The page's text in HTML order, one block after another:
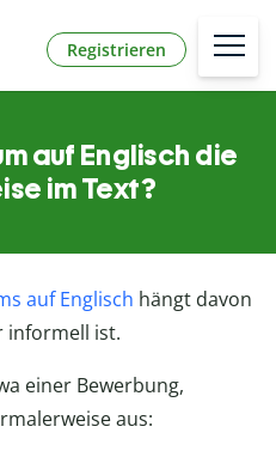
Registrieren
auf Englisch die
im Text?
auf Englisch hängt davon
informell ist.
einer Bewerbung,
aus: